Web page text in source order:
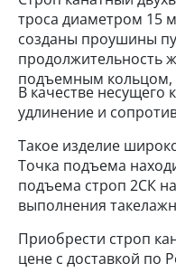
троса диаметром 15
созданы проушины
продолжительность
подъемным кольцом,
В качестве
удлинение и
Такое изделие
Точка подъема
подъема строп 2СК
выполнения
Приобрести строп
цене с доставкой по